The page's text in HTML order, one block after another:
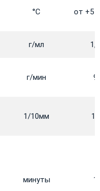
°C от +5
г/мл
г/мин
1/10мм
минуты